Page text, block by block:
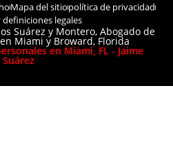
Mapa del sitiopolítica de privacidad
legales
Suárez y Montero, Abogado de
Miami y Broward, Florida
en Miami, FL - Jaime
Suárez